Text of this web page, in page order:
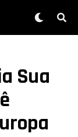
Sua